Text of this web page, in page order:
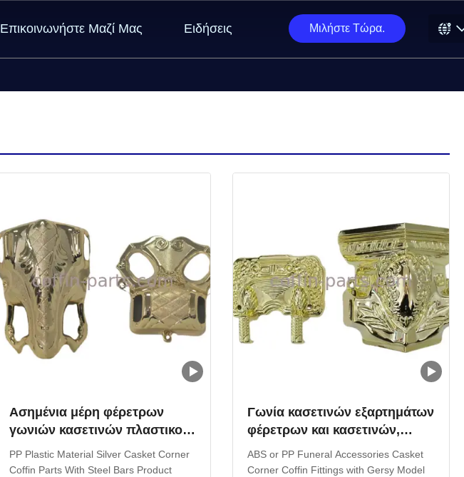
Επικοινωνήστε Μαζί Μας Ειδήσεις Μιλήστε Τώρα.
Ασημένια μέρη φέρετρων
γωνιών κασετινών πλαστικού
υλικού PP με τους φραγμούς
χάλυβα
PP Plastic Material Silver Casket Corner
Coffin Parts With Steel Bars Product
Γωνία κασετινών εξαρτημάτων
φέρετρων και κασετινών,
νεκρικοί προμηθευτές
εξαρτημάτων
ABS or PP Funeral Accessories Casket
Corner Coffin Fittings with Gersy Model